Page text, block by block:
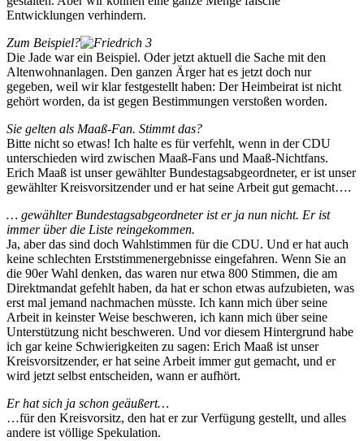
Entwicklungen verhindern.
Zum Beispiel?
Die Jade war ein Beispiel. Oder jetzt aktuell die Sache mit den
Altenwohnanlagen. Den ganzen Ärger hat es jetzt doch nur
gegeben, weil wir klar festgestellt haben: Der Heimbeirat ist nicht
gehört worden, da ist gegen Bestimmungen verstoßen worden.
Sie gelten als Maaß-Fan. Stimmt das?
Bitte nicht so etwas! Ich halte es für verfehlt, wenn in der CDU
unterschieden wird zwischen Maaß-Fans und Maaß-Nichtfans.
Erich Maaß ist unser gewählter Bundestagsabgeordneter, er ist unser
gewählter Kreisvorsitzender und er hat seine Arbeit gut gemacht….
… gewählter Bundestagsabgeordneter ist er ja nun nicht. Er ist
immer über die Liste reingekommen.
Ja, aber das sind doch Wahlstimmen für die CDU. Und er hat auch
keine schlechten Erststimmenergebnisse eingefahren. Wenn Sie an
die 90er Wahl denken, das waren nur etwa 800 Stimmen, die am
Direktmandat gefehlt haben, da hat er schon etwas aufzubieten, was
erst mal jemand nachmachen müsste. Ich kann mich über seine
Arbeit in keinster Weise beschweren, ich kann mich über seine
Unterstützung nicht beschweren. Und vor diesem Hintergrund habe
ich gar keine Schwierigkeiten zu sagen: Erich Maaß ist unser
Kreisvorsitzender, er hat seine Arbeit immer gut gemacht, und er
wird jetzt selbst entscheiden, wann er aufhört.
Er hat sich ja schon geäußert…
…für den Kreisvorsitz, den hat er zur Verfügung gestellt, und alles
andere ist völlige Spekulation.